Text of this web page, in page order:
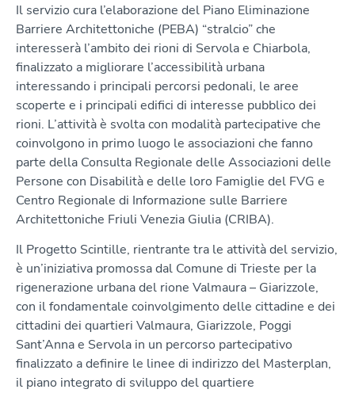
Il servizio cura l’elaborazione del Piano Eliminazione
Barriere Architettoniche (PEBA) “stralcio” che
interesserà l’ambito dei rioni di Servola e Chiarbola,
finalizzato a migliorare l’accessibilità urbana
interessando i principali percorsi pedonali, le aree
scoperte e i principali edifici di interesse pubblico dei
rioni. L’attività è svolta con modalità partecipative che
coinvolgono in primo luogo le associazioni che fanno
parte della Consulta Regionale delle Associazioni delle
Persone con Disabilità e delle loro Famiglie del FVG e
Centro Regionale di Informazione sulle Barriere
Architettoniche Friuli Venezia Giulia (CRIBA).
Il Progetto Scintille, rientrante tra le attività del servizio,
è un’iniziativa promossa dal Comune di Trieste per la
rigenerazione urbana del rione Valmaura – Giarizzole,
con il fondamentale coinvolgimento delle cittadine e dei
cittadini dei quartieri Valmaura, Giarizzole, Poggi
Sant’Anna e Servola in un percorso partecipativo
finalizzato a definire le linee di indirizzo del Masterplan,
il piano integrato di sviluppo del quartiere